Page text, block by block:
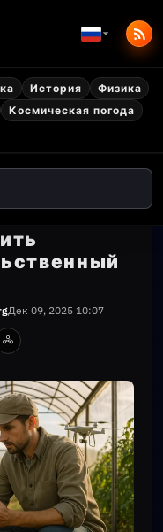
История
Физика
Космическая погода
Дек 09, 2025 10:07